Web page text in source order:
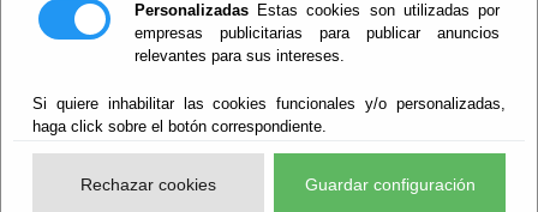
Personalizadas Estas cookies son utilizadas por
empresas publicitarias para publicar anuncios
relevantes para sus intereses.
Si quiere inhabilitar las cookies funcionales y/o personalizadas,
haga click sobre el botón correspondiente.
Rechazar cookies Guardar configuración
a) Competencias directamente correspondiente
al Diputado Delegado del Área de Bienestar Social:
Servicios Sociales Comunitarios.
Servicios Sociales Especializados.
Residencia Asistida de Ancianos.
Servicio Provincial de
Drogodependencias y Adicciones.